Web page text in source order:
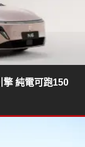
純電可跑150